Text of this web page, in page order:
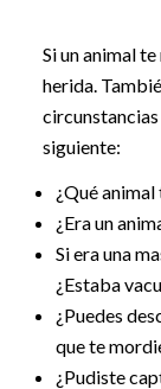
Si un animal
herida.
siguiente:
¿Qué
¿Era un
Si era una
¿Estaba
¿Puedes
que te
¿Pudiste